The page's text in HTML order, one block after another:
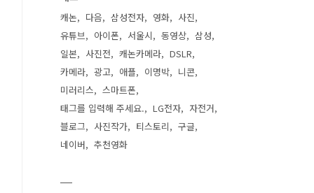
캐논 다음 삼성전자 영화
사진
유튜브
아이폰 서울시 동영상
삼성
일본
사진전 캐논카메라
DSLR
카메라
광고 애플 이명박
니콘
미러리스
스마트폰
태그를 입력해 주세요.
LG전자
자전거
블로그
사진작가 티스토리
구글
네이버
추천영화